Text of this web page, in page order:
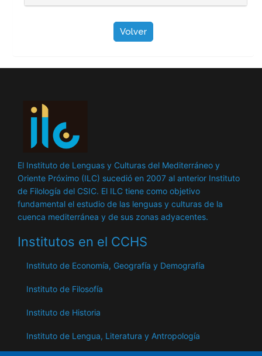
Volver
El Instituto de Lenguas y Culturas del Mediterráneo y
Oriente Próximo (ILC) sucedió en 2007 al anterior Instituto
de Filología del CSIC. El ILC tiene como objetivo
fundamental el estudio de las lenguas y culturas de la
cuenca mediterránea y de sus zonas adyacentes.
Institutos en el CCHS
Instituto de Economía, Geografía y Demografía
Instituto de Filosofía
Instituto de Historia
Instituto de Lengua, Literatura y Antropología